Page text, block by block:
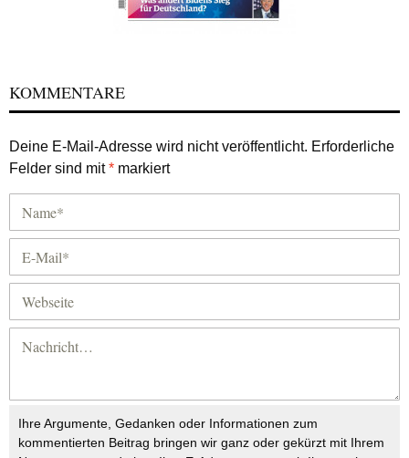
KOMMENTARE
Deine E-Mail-Adresse wird nicht veröffentlicht. Erforderliche
Felder sind mit* markiert
Ihre Argumente, Gedanken oder Informationen zum
kommentierten Beitrag bringen wir ganz oder gekürzt mit Ihrem